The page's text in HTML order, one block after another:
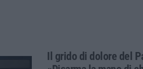
Il grido di dolore del